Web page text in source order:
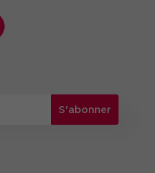
S'abonner